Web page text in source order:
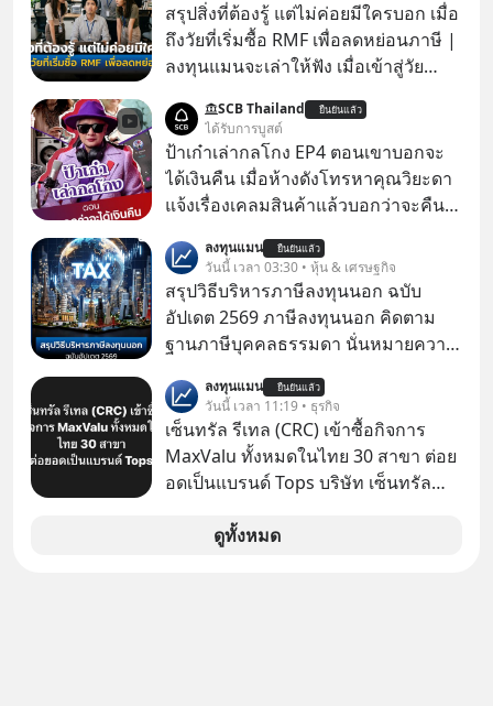
สรุปสิ่งที่ต้องรู้ แต่ไม่ค่อยมีใครบอก เมื่อ
ถึงวัยที่เริ่มซื้อ RMF เพื่อลดหย่อนภาษี |
ลงทุนแมนจะเล่าให้ฟัง เมื่อเข้าสู่วัย
ภาษี หลายคนมักได้รับคำแนะนำให้
ลงทุนใน RMF เพราะนอกจากจะช่วยลด
หย่อนภาษีได้แล้ว ยังเป็นโอกาสในการ
สร้างความมั่งคั่งระยะยาว แต่น้อยคน
อะไรบ้าง ควรดู ตรงไหน ทำอย่างไร ถึง
จะดีกับเรา แล้วเราควรรู้ข้อมูลอะไร
เกี่ยวกับ RMF บ้าง เพื่อให้นำไปใช้ต่อได้
จริง ๆ ลงทุนแมนจะเล่าให้ฟัง
SCB Thailand ยืนยันแล้ว
ได้รับการบูสต์
ป้าเก๋าเล่ากลโกง EP4 ตอนเขาบอกจะ
ได้เงินคืน เมื่อห้างดังโทรหาคุณวิยะดา
แจ้งเรื่องเคลมสินค้าแล้วบอกว่าจะคืน
เรื่องจ้อจี้ หาคำตอบได้ที่ “ป้าเก๋าเล่ากล
โกง” EP4 ตอน “เขาบอกว่าจะได้เงิน
คืน” #ป้าเก๋าเล่ากลโกง #แก้เกมกลโกง
#อยู่อย่างยั่งยืน #Cybersecurity #เตือน
ภัยออนไลน์
ลงทุนแมน ยืนยันแล้ว
วันนี้ เวลา 03:30 • หุ้น & เศรษฐกิจ
สรุปวิธีบริหารภาษีลงทุนนอก ฉบับ
อัปเดต 2569 ภาษีลงทุนนอก คิดตาม
ฐานภาษีบุคคลธรรมดา นั่นหมายความ
ลงทุนแมน ยืนยันแล้ว
วันนี้ เวลา 11:19 • ธุรกิจ
เซ็นทรัล รีเทล (CRC) เข้าซื้อกิจการ
MaxValu ทั้งหมดในไทย 30 สาขา ต่อย
อดเป็นแบรนด์ Tops บริษัท เซ็นทรัล
CRC แจ้งตลาดหลักทรัพย์ฯ ว่า บริษัท
ดูทั้งหมด